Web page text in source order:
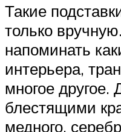
Такие
только
напоминать
интерьера,
многое другое.
блестящими
медного,